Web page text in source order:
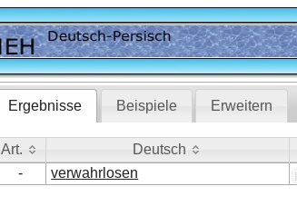
Ergebnisse Beispiele Erweitern
Art. Deutsch
Art.
- verwahrlosen